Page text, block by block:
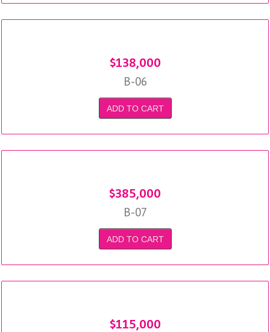
$138,000
B-06
ADD TO CART
$385,000
B-07
ADD TO CART
$115,000